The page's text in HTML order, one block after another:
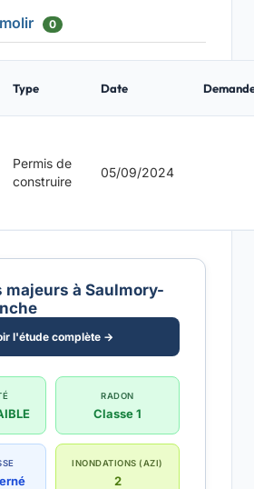
0
Type Date
Permis de
construire
05/09/2024
à Saulmory-
l'étude complète →
RADON
Classe 1
INONDATIONS (AZI)
2